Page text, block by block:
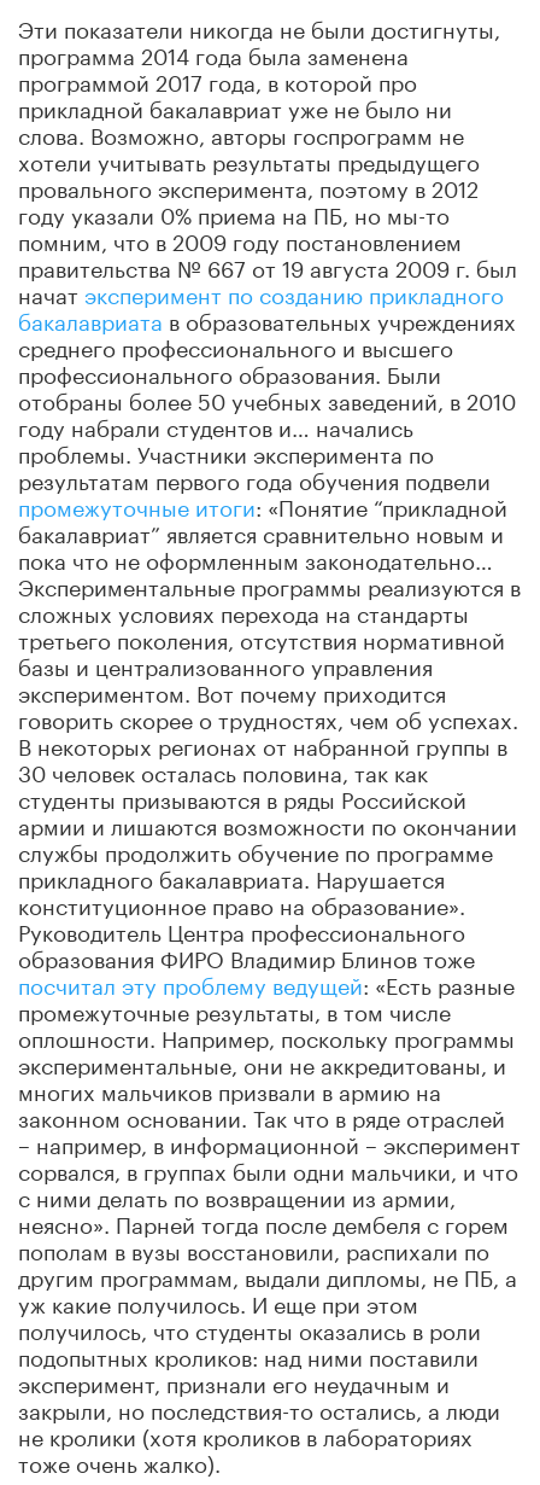
Эти показатели никогда не были достигнуты,
программа 2014 года была заменена
программой 2017 года, в которой про
прикладной бакалавриат уже не было ни
слова. Возможно, авторы госпрограмм не
хотели учитывать результаты предыдущего
провального эксперимента, поэтому в 2012
году указали 0% приема на ПБ, но мы-то
помним, что в 2009 году постановлением
правительства № 667 от 19 августа 2009 г. был
начат эксперимент по созданию прикладного
бакалавриата в образовательных учреждениях
среднего профессионального и высшего
профессионального образования. Были
отобраны более 50 учебных заведений, в 2010
году набрали студентов и… начались
проблемы. Участники эксперимента по
результатам первого года обучения подвели
промежуточные итоги: «Понятие “прикладной
бакалавриат” является сравнительно новым и
пока что не оформленным законодательно…
Экспериментальные программы реализуются в
сложных условиях перехода на стандарты
третьего поколения, отсутствия нормативной
базы и централизованного управления
экспериментом. Вот почему приходится
говорить скорее о трудностях, чем об успехах.
В некоторых регионах от набранной группы в
30 человек осталась половина, так как
студенты призываются в ряды Российской
армии и лишаются возможности по окончании
службы продолжить обучение по программе
прикладного бакалавриата. Нарушается
конституционное право на образование».
Руководитель Центра профессионального
образования ФИРО Владимир Блинов тоже
посчитал эту проблему ведущей: «Есть разные
промежуточные результаты, в том числе
оплошности. Например, поскольку программы
экспериментальные, они не аккредитованы, и
многих мальчиков призвали в армию на
законном основании. Так что в ряде отраслей
– например, в информационной – эксперимент
сорвался, в группах были одни мальчики, и что
с ними делать по возвращении из армии,
неясно». Парней тогда после дембеля с горем
пополам в вузы восстановили, распихали по
другим программам, выдали дипломы, не ПБ, а
уж какие получилось. И еще при этом
получилось, что студенты оказались в роли
подопытных кроликов: над ними поставили
эксперимент, признали его неудачным и
закрыли, но последствия-то остались, а люди
не кролики (хотя кроликов в лабораториях
тоже очень жалко).